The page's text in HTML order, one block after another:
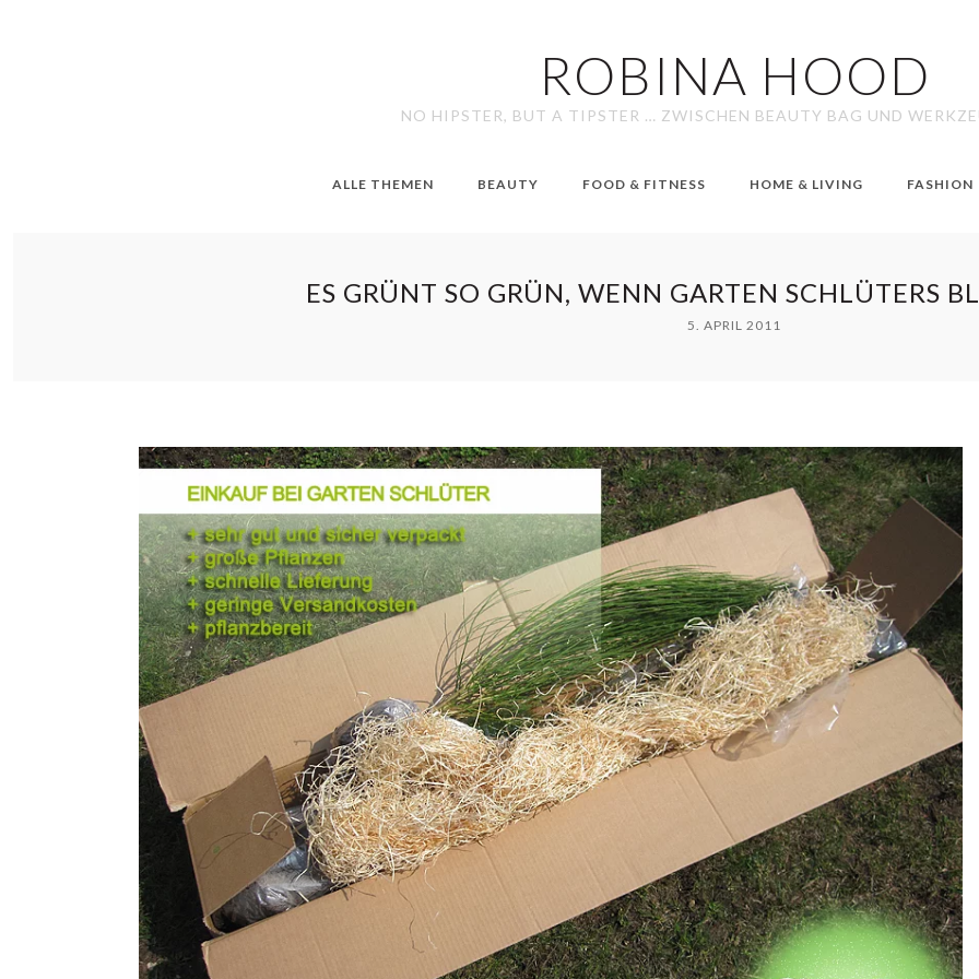
ROBINA HOOD
NO HIPSTER, BUT A TIPSTER … ZWISCHEN BEAUTY BAG UND
ALLE THEMEN BEAUTY FOOD & FITNESS HOME & LIVING FASHION
ES GRÜNT SO GRÜN, WENN GARTEN SCHLÜTERS
5. APRIL 2011